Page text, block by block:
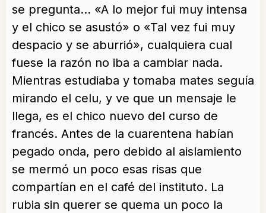
se pregunta… «A lo mejor fui muy intensa
y el chico se asustó» o «Tal vez fui muy
despacio y se aburrió», cualquiera cual
fuese la razón no iba a cambiar nada.
Mientras estudiaba y tomaba mates seguía
mirando el celu, y ve que un mensaje le
llega, es el chico nuevo del curso de
francés. Antes de la cuarentena habían
pegado onda, pero debido al aislamiento
se mermó un poco esas risas que
compartían en el café del instituto. La
rubia sin querer se quema un poco la